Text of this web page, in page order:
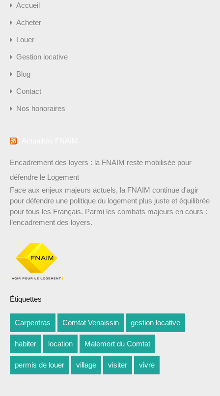
Accueil
Acheter
Louer
Gestion locative
Blog
Contact
Nos honoraires
Encadrement des loyers : la FNAIM reste mobilisée pour
défendre le Logement
Face aux enjeux majeurs actuels, la FNAIM continue d'agir
pour défendre une politique du logement plus juste et équilibrée
pour tous les Français. Parmi les combats majeurs en cours :
l’encadrement des loyers.
Étiquettes
Carpentras Comtat Venaissin gestion locative
habiter location Malemort du Comtat
permis de louer village visiter vivre